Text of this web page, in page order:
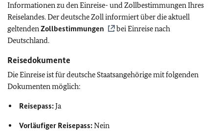
Informationen zu den Einreise- und Zollbestimmungen Ihres
Reiselandes. Der deutsche Zoll informiert über die aktuell
geltendenZollbestimmungen
bei Einreise nach
Deutschland.
Reisedokumente
Die Einreise ist für deutsche Staatsangehörige mit folgenden
Dokumenten möglich:
Reisepass:Ja
Vorläufiger Reisepass:Nein